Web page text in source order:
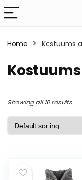
Home Kostuums
Showing all 10 results